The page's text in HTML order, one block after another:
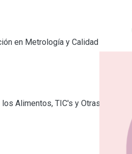
en Metrología y Calidad
los Alimentos, TIC's y Otras